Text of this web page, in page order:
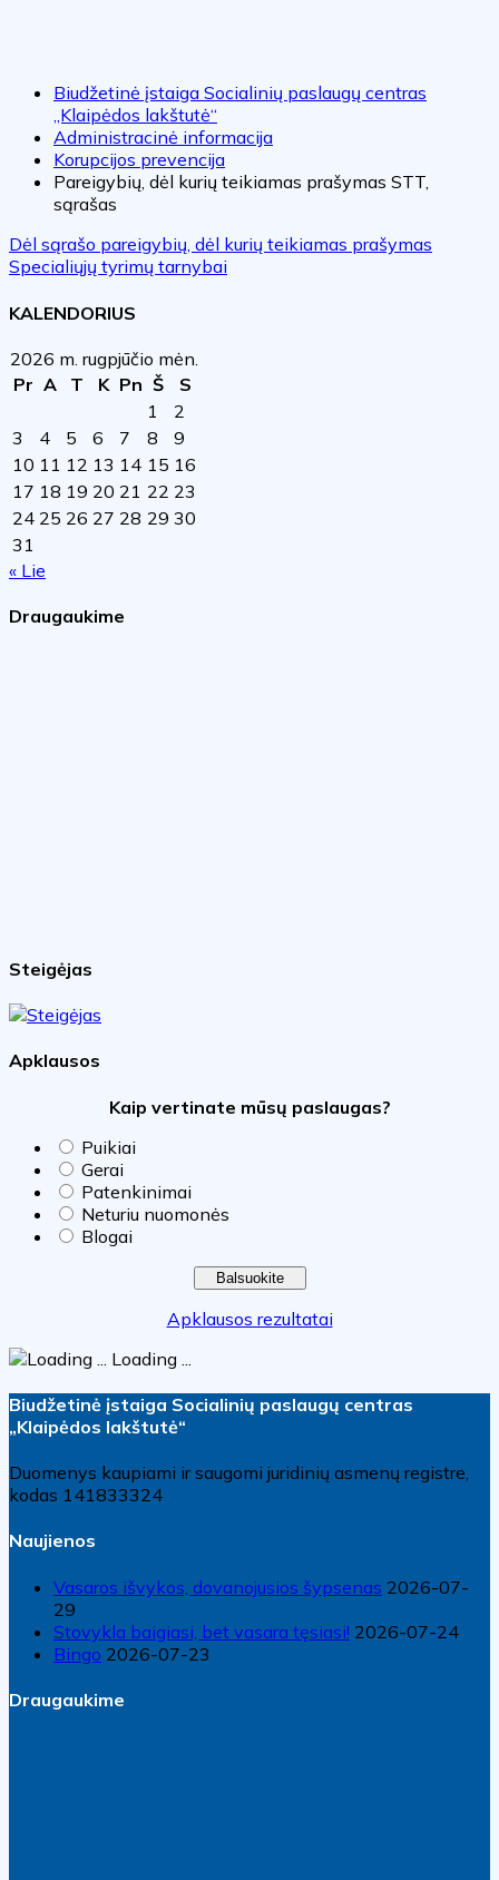
Biudžetinė įstaiga Socialinių paslaugų centras
„Klaipėdos lakštutė“
Administracinė informacija
Korupcijos prevencija
Pareigybių, dėl kurių teikiamas prašymas STT,
sąrašas
Dėl sąrašo pareigybių, dėl kurių teikiamas prašymas
Specialiųjų tyrimų tarnybai
KALENDORIUS
2026 m. rugpjūčio mėn.
Pr A T K Pn Š
S
1
2
3
4 5 6 7 8
9
10 11 12 13 14 15 16
17 18 19 20 21 22 23
24 25 26 27 28 29 30
31
« Lie
Draugaukime
Steigėjas
Apklausos
Kaip vertinate mūsų paslaugas?
Puikiai
Gerai
Patenkinimai
Neturiu nuomonės
Blogai
Apklausos rezultatai
Loading ...
Biudžetinė įstaiga Socialinių paslaugų centras
„Klaipėdos lakštutė“
Duomenys kaupiami ir saugomi juridinių asmenų registre,
kodas 141833324
Naujienos
Vasaros išvykos, dovanojusios šypsenas 2026-07-
29
Stovykla baigiasi, bet vasara tęsiasi! 2026-07-24
Bingo 2026-07-23
Draugaukime